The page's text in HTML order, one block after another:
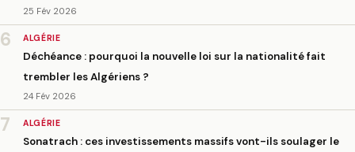
25 Fév 2026
6 ALGÉRIE
Déchéance : pourquoi la nouvelle loi sur la nationalité fait
trembler les Algériens ?
24 Fév 2026
7 ALGÉRIE
Sonatrach : ces investissements massifs vont-ils soulager le